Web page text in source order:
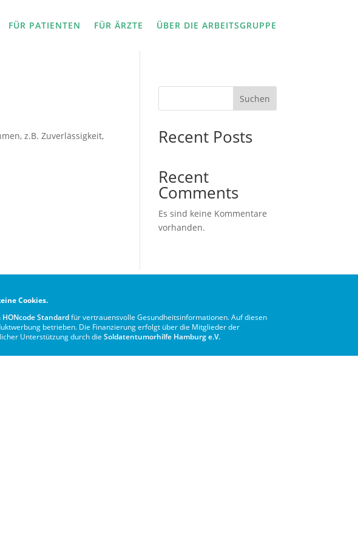
FÜR PATIENTEN FÜR ÄRZTE ÜBER DIE ARBEITSGRUPPE
z.B. Zuverlässigkeit,
Suchen
Recent Posts
Recent
Comments
Es sind keine Kommentare
vorhanden.
Cookies.
HONcode Standardfür vertrauensvolle Gesundheitsinformationen. Auf diesen
betrieben. Die Finanzierung erfolgt über die Mitglieder der
Unterstützung durch dieSoldatentumorhilfe Hamburg e.V.